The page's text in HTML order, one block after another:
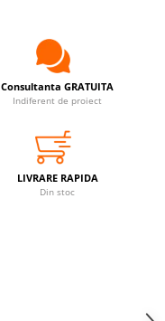
Consultanta GRATUITA
Indiferent de proiect
LIVRARE RAPIDA
Din stoc